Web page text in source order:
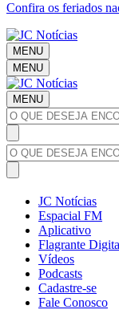
Confira os feriados
MENU
MENU
MENU
JC Notícias
Espacial FM
Aplicativo
Flagrante
Vídeos
Podcasts
Cadastre-se
Fale Conosco